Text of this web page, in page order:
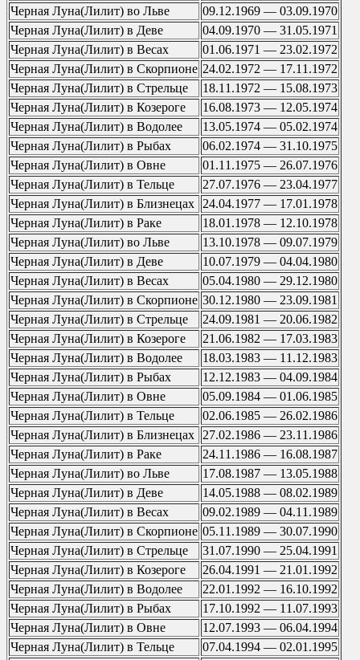
Черная Луна(Лилит) во Льве
09.12.1969 — 03.09.1970
Черная Луна(Лилит) в Деве
04.09.1970 — 31.05.1971
Черная Луна(Лилит) в Весах
01.06.1971 — 23.02.1972
Черная Луна(Лилит) в Скорпионе 24.02.1972 — 17.11.1972
Черная Луна(Лилит) в Стрельце
18.11.1972 — 15.08.1973
Черная Луна(Лилит) в Козероге
16.08.1973 — 12.05.1974
Черная Луна(Лилит) в Водолее
13.05.1974 — 05.02.1974
Черная Луна(Лилит) в Рыбах
06.02.1974 — 31.10.1975
Черная Луна(Лилит) в Овне
01.11.1975 — 26.07.1976
Черная Луна(Лилит) в Тельце
27.07.1976 — 23.04.1977
Черная Луна(Лилит) в Близнецах
24.04.1977 — 17.01.1978
Черная Луна(Лилит) в Раке
18.01.1978 — 12.10.1978
Черная Луна(Лилит) во Льве
13.10.1978 — 09.07.1979
Черная Луна(Лилит) в Деве
10.07.1979 — 04.04.1980
Черная Луна(Лилит) в Весах
05.04.1980 — 29.12.1980
Черная Луна(Лилит) в Скорпионе 30.12.1980 — 23.09.1981
Черная Луна(Лилит) в Стрельце
24.09.1981 — 20.06.1982
Черная Луна(Лилит) в Козероге
21.06.1982 — 17.03.1983
Черная Луна(Лилит) в Водолее
18.03.1983 — 11.12.1983
Черная Луна(Лилит) в Рыбах
12.12.1983 — 04.09.1984
Черная Луна(Лилит) в Овне
05.09.1984 — 01.06.1985
Черная Луна(Лилит) в Тельце
02.06.1985 — 26.02.1986
Черная Луна(Лилит) в Близнецах
27.02.1986 — 23.11.1986
Черная Луна(Лилит) в Раке
24.11.1986 — 16.08.1987
Черная Луна(Лилит) во Льве
17.08.1987 — 13.05.1988
Черная Луна(Лилит) в Деве
14.05.1988 — 08.02.1989
Черная Луна(Лилит) в Весах
09.02.1989 — 04.11.1989
Черная Луна(Лилит) в Скорпионе 05.11.1989 — 30.07.1990
Черная Луна(Лилит) в Стрельце
31.07.1990 — 25.04.1991
Черная Луна(Лилит) в Козероге
26.04.1991 — 21.01.1992
Черная Луна(Лилит) в Водолее
22.01.1992 — 16.10.1992
Черная Луна(Лилит) в Рыбах
17.10.1992 — 11.07.1993
Черная Луна(Лилит) в Овне
12.07.1993 — 06.04.1994
Черная Луна(Лилит) в Тельце
07.04.1994 — 02.01.1995